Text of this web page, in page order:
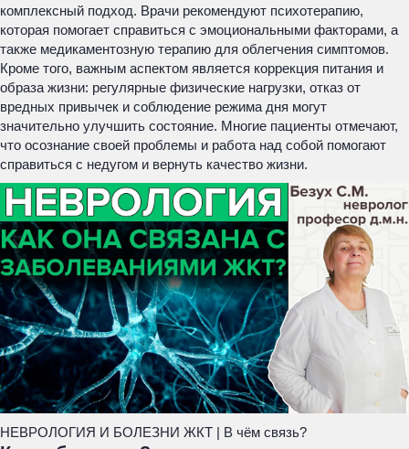
комплексный подход. Врачи рекомендуют психотерапию,
которая помогает справиться с эмоциональными факторами, а
также медикаментозную терапию для облегчения симптомов.
Кроме того, важным аспектом является коррекция питания и
образа жизни: регулярные физические нагрузки, отказ от
вредных привычек и соблюдение режима дня могут
значительно улучшить состояние. Многие пациенты отмечают,
что осознание своей проблемы и работа над собой помогают
справиться с недугом и вернуть качество жизни.
НЕВРОЛОГИЯ И БОЛЕЗНИ ЖКТ | В чём связь?